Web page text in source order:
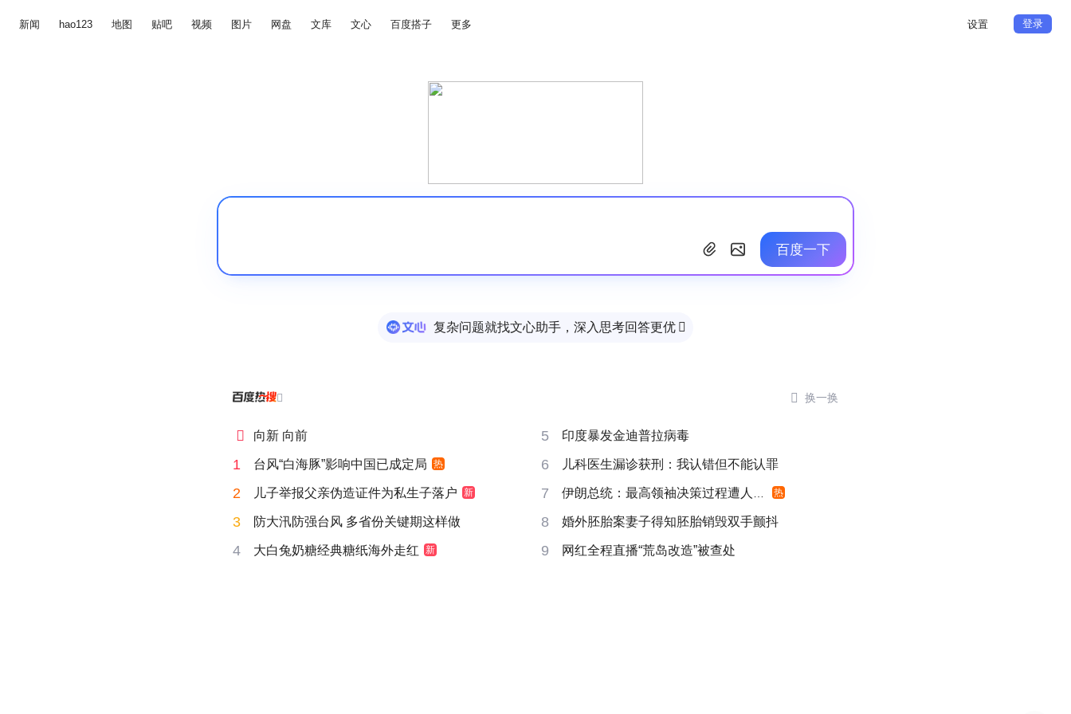
新闻 hao123 地图 贴吧 视频 图片 网盘 文库 文心 百度搭子 更多 设置 登录
百度一下
复杂问题就找文心助手，深入思考回答更优 
  换一换
 向新 向前 5 印度暴发金迪普拉病毒
1 台风“白海豚”影响中国已成定局 热 6 儿科医生漏诊获刑：我认错但不能认罪
2 儿子举报父亲伪造证件为私生子落户 新 7 伊朗总统：最高领袖决策过程遭人利用 热
3 防大汛防强台风 多省份关键期这样做 8 婚外胚胎案妻子得知胚胎销毁双手颤抖
4 大白兔奶糖经典糖纸海外走红 新 9 网红全程直播“荒岛改造”被查处